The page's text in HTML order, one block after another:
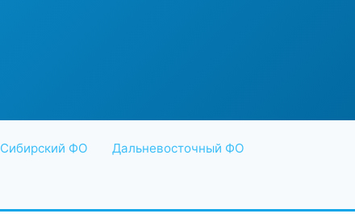
Сибирский ФО Дальневосточный ФО